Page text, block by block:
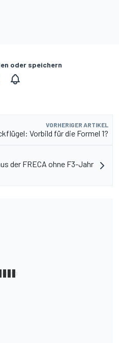
oder speichern
VORHERIGER ARTIKEL
Vorbild für die Formel 1?
der FRECA ohne F3-Jahr